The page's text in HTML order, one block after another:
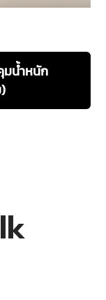
มน้ำหนัก